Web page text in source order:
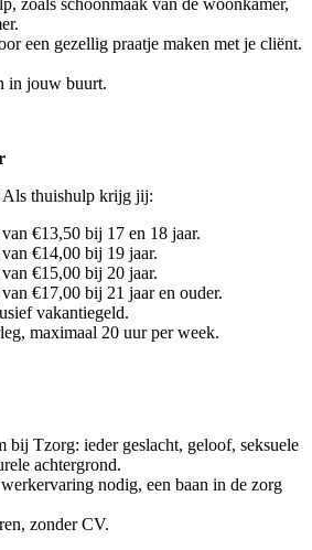
zoals schoonmaak van de woonkamer,
een gezellig praatje maken met je cliënt.
in jouw buurt.
thuishulp krijg jij:
€13,50 bij 17 en 18 jaar.
€14,00 bij 19 jaar.
€15,00 bij 20 jaar.
€17,00 bij 21 jaar en ouder.
vakantiegeld.
maximaal 20 uur per week.
bij Tzorg: ieder geslacht, geloof, seksuele
achtergrond.
nodig, een baan in de zorg
zonder CV.